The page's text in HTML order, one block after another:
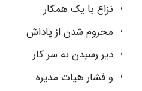
نزاع با یک همکار
محروم شدن از پاداش
دیر رسیدن به سر کار
و فشار هیات مدیره